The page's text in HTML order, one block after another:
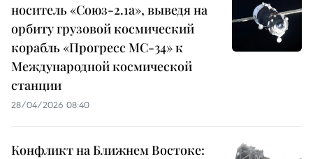
носитель «Союз-2.1а», выведя на
орбиту грузовой космический
корабль «Прогресс МС-34» к
Международной космической
станции
28/04/2026 08:40
Конфликт на Ближнем Востоке: